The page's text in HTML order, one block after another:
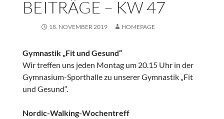
BEITRÄGE – KW 47
18. NOVEMBER 2019 HOMEPAGE
Gymnastik „Fit und Gesund“
Wir treffen uns jeden Montag um 20.15 Uhr in der
Gymnasium-Sporthalle zu unserer Gymnastik „Fit
und Gesund“.
Nordic-Walking-Wochentreff